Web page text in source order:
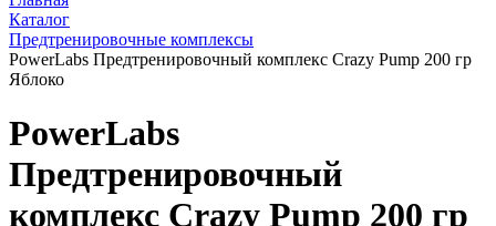
Каталог
Предтренировочные комплексы
PowerLabs Предтренировочный комплекс Crazy Pump 200 гр
Яблоко
PowerLabs
Предтренировочный
комплекс Crazy Pump 200 гр